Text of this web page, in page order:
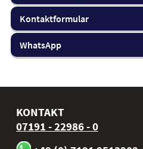
Kontaktformular
WhatsApp
KONTAKT
07191 - 22986 - 0